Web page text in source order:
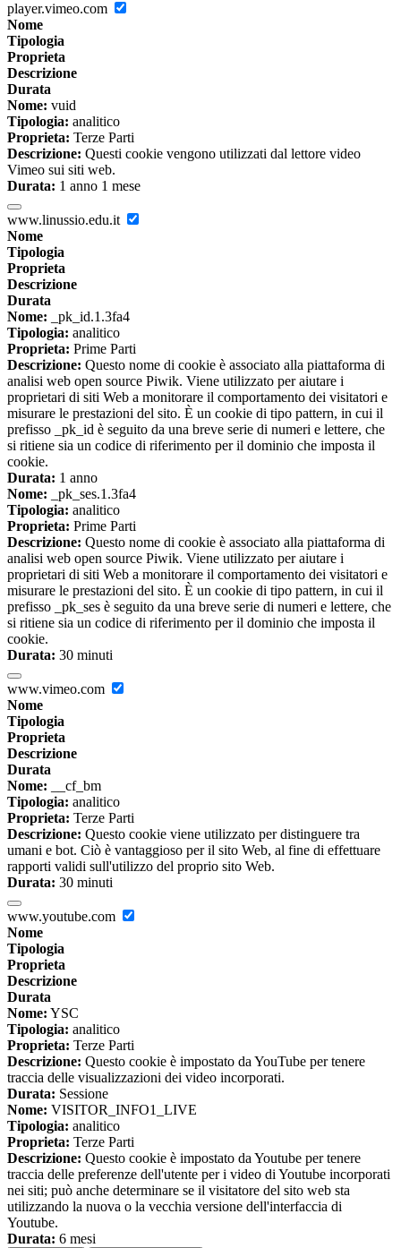
player.vimeo.com
Nome
Tipologia
Proprieta
Descrizione
Durata
Nome: vuid
Tipologia: analitico
Proprieta: Terze Parti
Descrizione: Questi cookie vengono utilizzati dal lettore video
Vimeo sui siti web.
Durata: 1 anno 1 mese
www.linussio.edu.it
Nome
Tipologia
Proprieta
Descrizione
Durata
Nome: _pk_id.1.3fa4
Tipologia: analitico
Proprieta: Prime Parti
Descrizione: Questo nome di cookie è associato alla piattaforma di
analisi web open source Piwik. Viene utilizzato per aiutare i
proprietari di siti Web a monitorare il comportamento dei visitatori e
misurare le prestazioni del sito. È un cookie di tipo pattern, in cui il
prefisso _pk_id è seguito da una breve serie di numeri e lettere, che
si ritiene sia un codice di riferimento per il dominio che imposta il
cookie.
Durata: 1 anno
Nome: _pk_ses.1.3fa4
Tipologia: analitico
Proprieta: Prime Parti
Descrizione: Questo nome di cookie è associato alla piattaforma di
analisi web open source Piwik. Viene utilizzato per aiutare i
proprietari di siti Web a monitorare il comportamento dei visitatori e
misurare le prestazioni del sito. È un cookie di tipo pattern, in cui il
prefisso _pk_ses è seguito da una breve serie di numeri e lettere, che
si ritiene sia un codice di riferimento per il dominio che imposta il
cookie.
Durata: 30 minuti
www.vimeo.com
Nome
Tipologia
Proprieta
Descrizione
Durata
Nome: __cf_bm
Tipologia: analitico
Proprieta: Terze Parti
Descrizione: Questo cookie viene utilizzato per distinguere tra
umani e bot. Ciò è vantaggioso per il sito Web, al fine di effettuare
rapporti validi sull'utilizzo del proprio sito Web.
Durata: 30 minuti
www.youtube.com
Nome
Tipologia
Proprieta
Descrizione
Durata
Nome: YSC
Tipologia: analitico
Proprieta: Terze Parti
Descrizione: Questo cookie è impostato da YouTube per tenere
traccia delle visualizzazioni dei video incorporati.
Durata: Sessione
Nome: VISITOR_INFO1_LIVE
Tipologia: analitico
Proprieta: Terze Parti
Descrizione: Questo cookie è impostato da Youtube per tenere
traccia delle preferenze dell'utente per i video di Youtube incorporati
nei siti; può anche determinare se il visitatore del sito web sta
utilizzando la nuova o la vecchia versione dell'interfaccia di
Youtube.
Durata: 6 mesi